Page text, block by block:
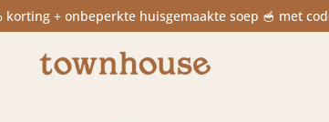
korting + onbeperkte huisgemaakte soep 🥣 met